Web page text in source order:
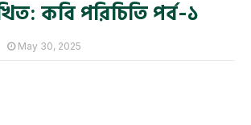
কবি পরিচিতি পর্ব-১
May 30, 2025